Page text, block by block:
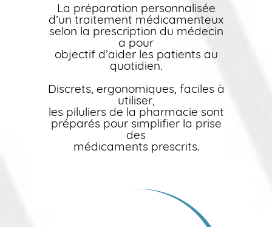
La préparation personnalisée
d’un traitement médicamenteux
selon la prescription du médecin
a pour
objectif d’aider les patients au
quotidien.
Discrets, ergonomiques, faciles à
utiliser,
les piluliers de la pharmacie sont
préparés pour simplifier la prise
des
médicaments prescrits.